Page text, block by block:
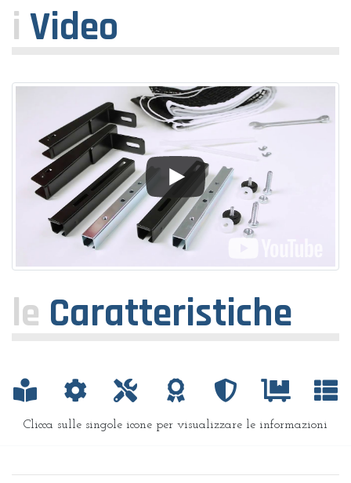
i Video
le Caratteristiche
Clicca sulle singole icone per visualizzare le informazioni